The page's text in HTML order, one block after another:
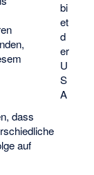
bi
et
d
er
U
S
A
dass
auf